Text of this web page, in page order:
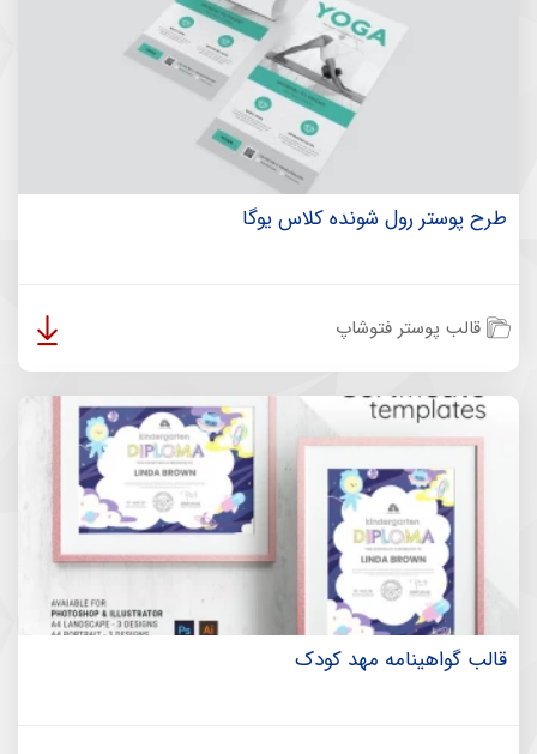
طرح پوستر رول شونده کلاس یوگا
قالب پوستر فتوشاپ
قالب گواهینامه مهد کودک